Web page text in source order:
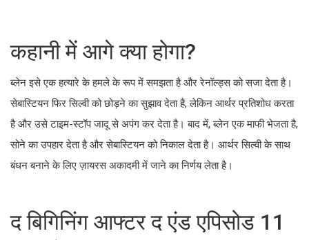
कहानी में आगे क्या होगा?
ब्लेन इसे एक हत्यारे के हमले के रूप में समझता है और रेनॉल्ड्स को सजा देता है।
सेबास्टियन फिर सिल्वी को छोड़ने का सुझाव देता है, लेकिन आर्थर प्रतिशोध करता
है और उसे टाइम-स्टॉप जादू से अपंग कर देता है। बाद में, ब्लेन एक माफी भेजता है,
सोने का उपहार देता है और सेबास्टियन को निकाल देता है। आर्थर सिल्वी के साथ
बंधन बनाने के लिए ज़ायरस अकादमी में जाने का निर्णय लेता है।
द बिगिनिंग आफ्टर द एंड एपिसोड 11